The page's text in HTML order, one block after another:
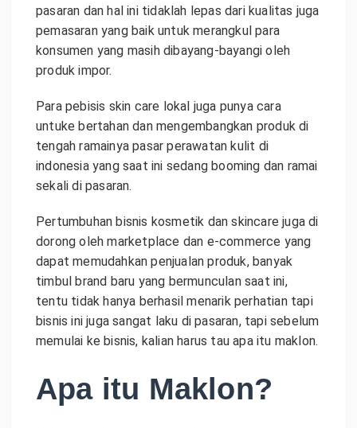
pasaran dan hal ini tidaklah lepas dari kualitas juga
pemasaran yang baik untuk merangkul para
konsumen yang masih dibayang-bayangi oleh
produk impor.
Para pebisis skin care lokal juga punya cara
untuke bertahan dan mengembangkan produk di
tengah ramainya pasar perawatan kulit di
indonesia yang saat ini sedang booming dan ramai
sekali di pasaran.
Pertumbuhan bisnis kosmetik dan skincare juga di
dorong oleh marketplace dan e-commerce yang
dapat memudahkan penjualan produk, banyak
timbul brand baru yang bermunculan saat ini,
tentu tidak hanya berhasil menarik perhatian tapi
bisnis ini juga sangat laku di pasaran, tapi sebelum
memulai ke bisnis, kalian harus tau apa itu maklon.
Apa itu Maklon?